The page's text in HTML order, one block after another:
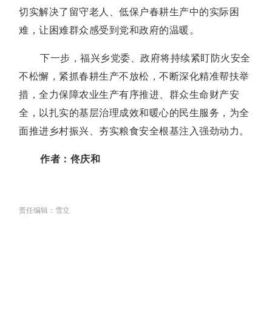
切实解决了留守老人、低保户春耕生产中的实际困
难，让困难群众感受到党和政府的温暖。
下一步，福兴乡党委、政府将持续紧盯防火安全
不松懈，紧抓春耕生产不放松，不断深化精准帮扶举
措，全力保障农业生产有序推进、群众生命财产安
全，以扎实的基层治理成效和暖心的民生服务，为全
面推进乡村振兴、夯实粮食安全根基注入强劲动力。
作者： 佟庆和
责任编辑：雪立